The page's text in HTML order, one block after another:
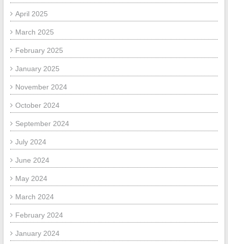
April 2025
March 2025
February 2025
January 2025
November 2024
October 2024
September 2024
July 2024
June 2024
May 2024
March 2024
February 2024
January 2024